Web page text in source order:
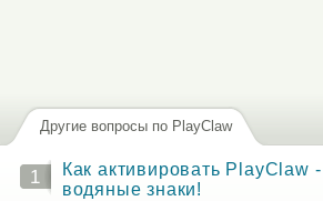
Другие вопросы по PlayClaw
1
Как активировать PlayClaw
водяные знаки!